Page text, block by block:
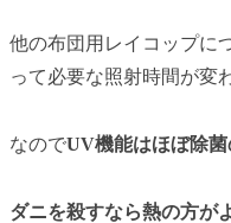
他の布団用レイコップに
って必要な照射時間が変
なのでUV機能はほぼ除
ダニを殺すなら熱の方が